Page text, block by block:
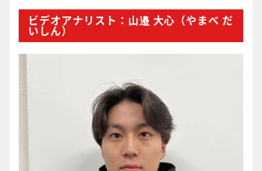
ビデオアナリスト：山邉 大心（やまべ だ
いしん）